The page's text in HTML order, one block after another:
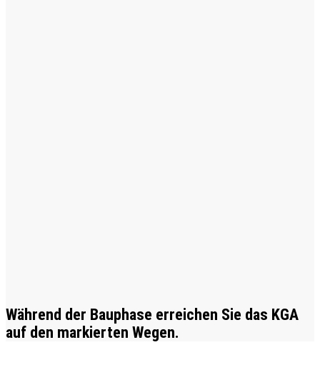
Während der Bauphase erreichen Sie das KGA
auf den markierten Wegen.